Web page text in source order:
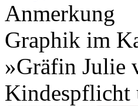
Anmerkung
Graphik im
»Gräfin Julie
Kindespflicht